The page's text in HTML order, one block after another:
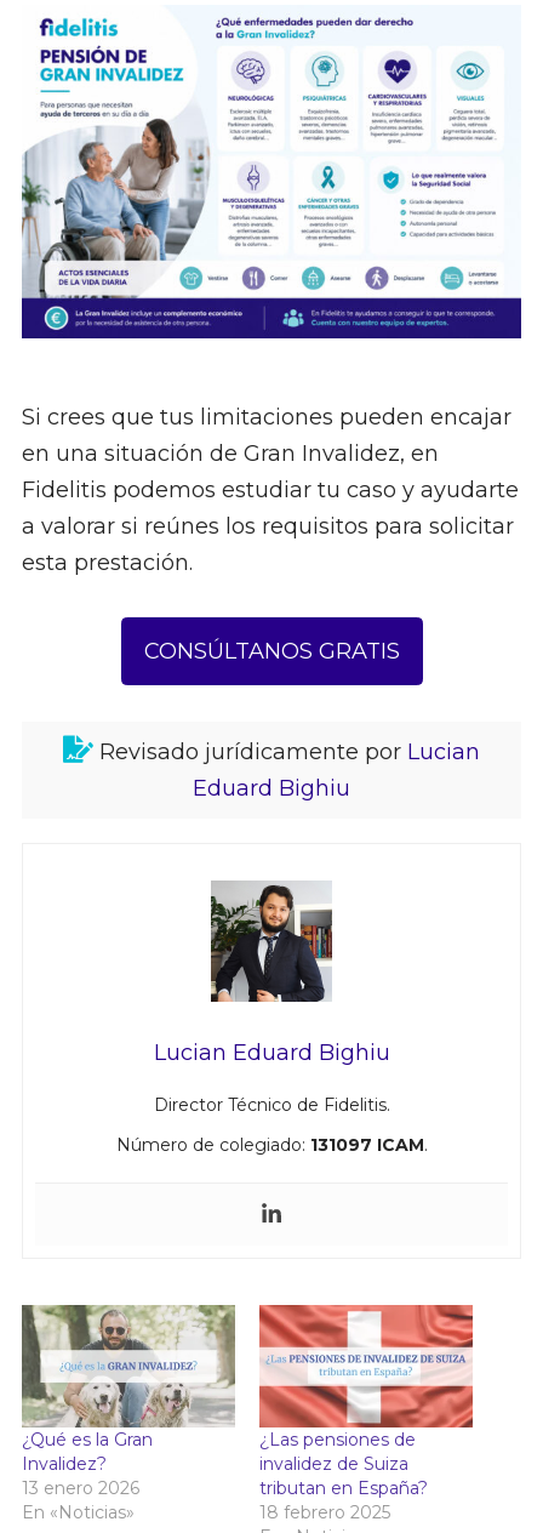
Si crees que tus limitaciones pueden encajar
en una situación de Gran Invalidez, en
Fidelitis podemos estudiar tu caso y ayudarte
a valorar si reúnes los requisitos para solicitar
esta prestación.
CONSÚLTANOS GRATIS
Revisado jurídicamente por Lucian
Eduard Bighiu
Lucian Eduard Bighiu
Director Técnico de Fidelitis.
Número de colegiado: 131097 ICAM.
¿Qué es la Gran
Invalidez?
13 enero 2026
En «Noticias»
¿Las pensiones de
invalidez de Suiza
tributan en España?
18 febrero 2025